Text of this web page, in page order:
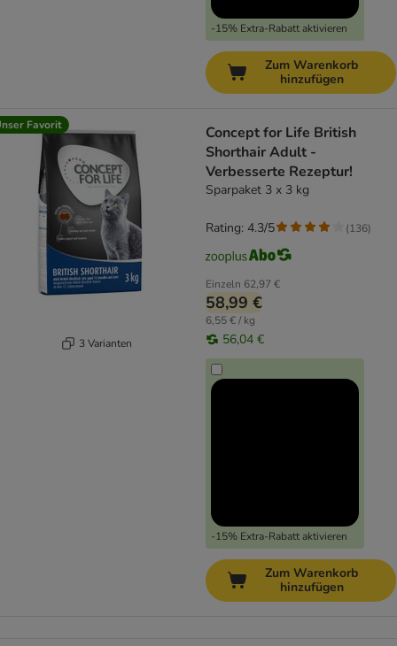
-15% Extra-Rabatt aktivieren
Zum Warenkorb
hinzufügen
Favorit
3 Varianten
Concept for Life British
Shorthair Adult -
Verbesserte Rezeptur!
Sparpaket 3 x 3 kg
Einzeln 62,97 €
58,99 €
6,55 € / kg
56,04 €
-15% Extra-Rabatt aktivieren
Rating: 4.3/5 (136)
Zum Warenkorb
hinzufügen